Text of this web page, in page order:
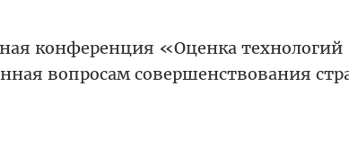
конференция «Оценка технологий
вопросам совершенствования